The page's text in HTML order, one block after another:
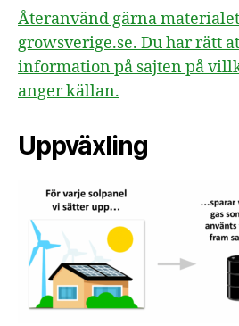
Återanvänd gärna
growsverige.se. Du har rätt
information på sajten på
anger källan.
Uppväxling